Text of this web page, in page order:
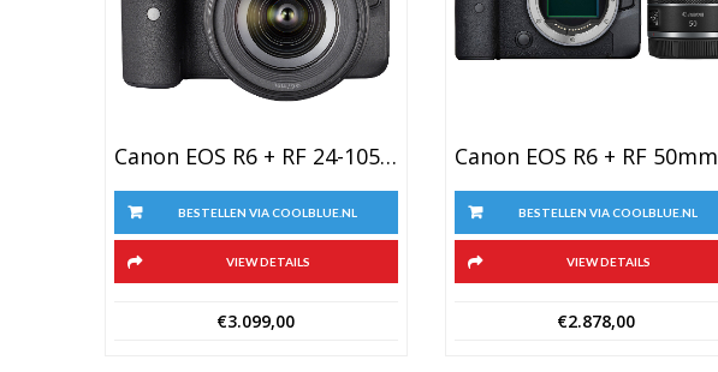
Canon EOS R6 + RF 24-105mm F/4-7.1 IS STM
BESTELLEN VIA COOLBLUE.NL
VIEW DETAILS
€3.099,00
BESTELLEN VIA COOLBLUE.NL
VIEW DETAILS
€2.878,00